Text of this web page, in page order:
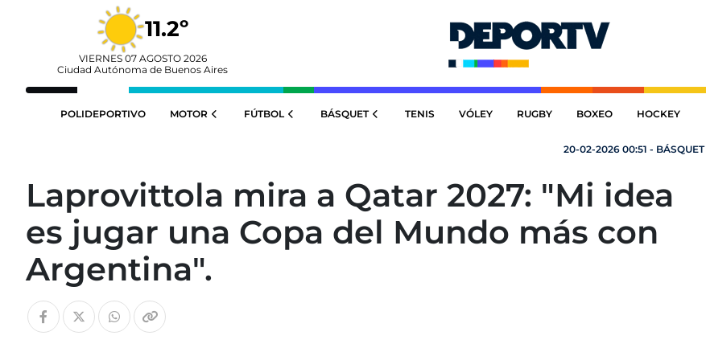
11.2º
VIERNES 07 AGOSTO 2026
Ciudad Autónoma de Buenos Aires
POLIDEPORTIVO MOTOR FÚTBOL BÁSQUET TENIS VÓLEY RUGBY BOXEO HOCKEY
20-02-2026 00:51 - BÁSQUET
Laprovittola mira a Qatar 2027: "Mi idea
es jugar una Copa del Mundo más con
Argentina".